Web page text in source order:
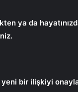
ya da
bir ilişkiyi